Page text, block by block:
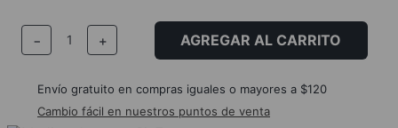
＋
－ AGREGAR AL CARRITO
Envío gratuito en compras iguales o mayores a $120
Cambio fácil en nuestros puntos de venta